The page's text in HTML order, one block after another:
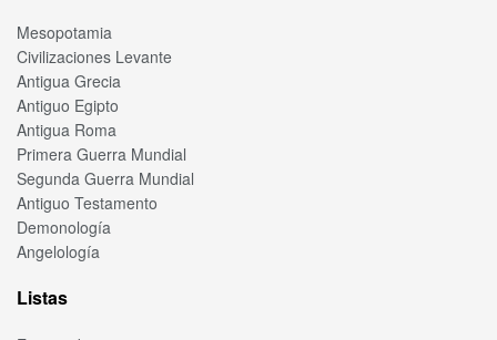
Mesopotamia
Civilizaciones Levante
Antigua Grecia
Antiguo Egipto
Antigua Roma
Primera Guerra Mundial
Segunda Guerra Mundial
Antiguo Testamento
Demonología
Angelología
Listas